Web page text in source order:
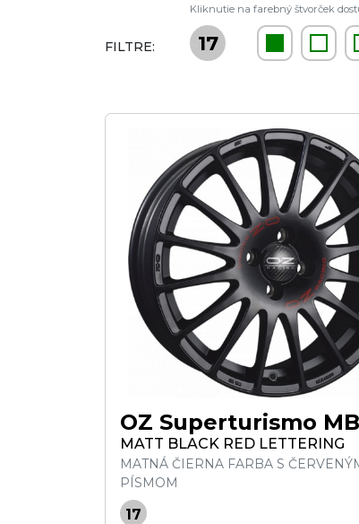
Kliknutie na farebný štvorček
FILTRE: 17
OZ Superturismo MB
MATT BLACK RED LETTERING
MATNÁ ČIERNA FARBA S
PÍSMOM
17